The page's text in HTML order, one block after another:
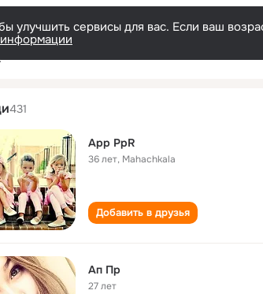
улучшить сервисы для вас. Если ваш
431
App PpR
36 лет, Mahachkala
Добавить в друзья
Ап Пр
27 лет